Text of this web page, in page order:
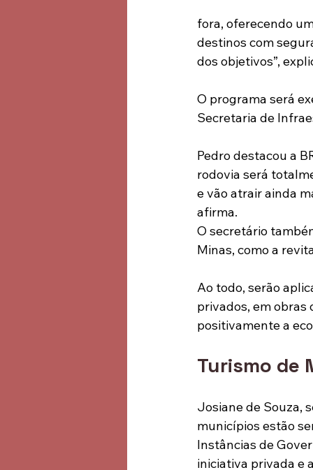
fora, oferecendo
destinos com
dos objetivos”,
O programa será
Secretaria de
Pedro destacou a
rodovia será
e vão atrair ainda
afirma.
O secretário
Minas, como a
Ao todo, serão
privados, em
positivamente a
Turismo de
Josiane de Souza,
municípios estão
Instâncias de
iniciativa privada e